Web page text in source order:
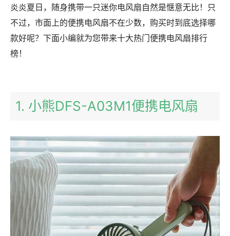
炎炎夏日，随身携带一只迷你电风扇自然是惬意无比！只
不过，市面上的便携电风扇不在少数，购买时到底选择哪
款好呢？下面小编就为您带来十大热门便携电风扇排行
榜！
1. 小熊DFS-A03M1便携电风扇